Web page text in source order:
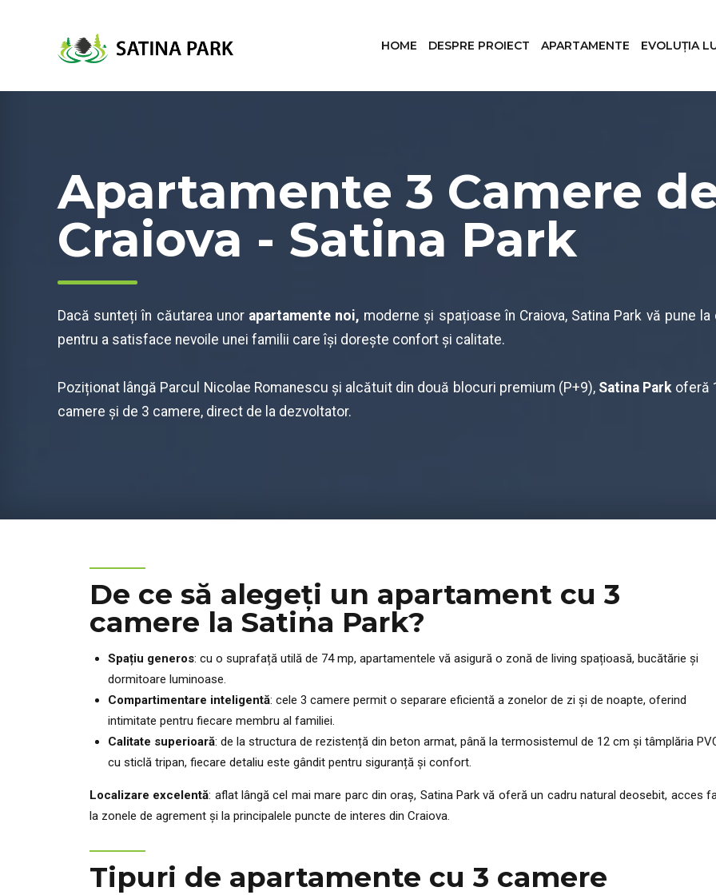
HOME DESPRE PROIECT APARTAMENTE EVOLUȚIA
Apartamente 3 Camere
Craiova - Satina Park
Dacă sunteți în căutarea unor apartamente noi, moderne și spațioase în Craiova, Satina Park vă pune
pentru a satisface nevoile unei familii care își dorește confort și calitate.
Poziționat lângă Parcul Nicolae Romanescu și alcătuit din două blocuri premium (P+9), Satina Park oferă
camere și de 3 camere, direct de la dezvoltator.
De ce să alegeți un apartament cu 3
camere la Satina Park?
Spațiu generos: cu o suprafață utilă de 74 mp, apartamentele vă asigură o zonă de living spațioasă, bucătărie și
dormitoare luminoase.
Compartimentare inteligentă: cele 3 camere permit o separare eficientă a zonelor de zi și de noapte, oferind
intimitate pentru fiecare membru al familiei.
Calitate superioară: de la structura de rezistență din beton armat, până la termosistemul de 12 cm și tâmplăria
cu sticlă tripan, fiecare detaliu este gândit pentru siguranță și confort.
Localizare excelentă: aflat lângă cel mai mare parc din oraș, Satina Park vă oferă un cadru natural deosebit, acces
la zonele de agrement și la principalele puncte de interes din Craiova.
Tipuri de apartamente cu 3 camere